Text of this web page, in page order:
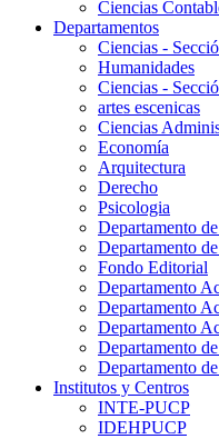
Ciencias
Departamentos
Ciencias -
Humanidades
Ciencias -
artes escenicas
Ciencias
Economía
Arquitectura
Derecho
Psicologia
Departamento
Departamento
Fondo Editorial
Departamento
Departamento
Departamento
Departamento
Departamento
Institutos y Centros
INTE-PUCP
IDEHPUCP